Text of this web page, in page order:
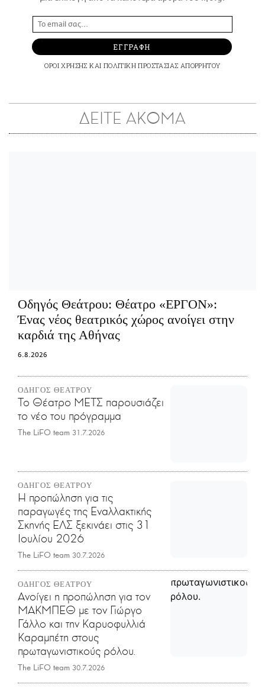
ΕΓΓΡΑΦΗ
ΟΡΟΙ ΧΡΗΣΗΣ ΚΑΙ ΠΟΛΙΤΙΚΗ ΠΡΟΣΤΑΣΙΑΣ ΑΠΟΡΡΗΤΟΥ
ΔΕΙΤΕ ΑΚΟΜΑ
Οδηγός Θεάτρου: Θέατρο «ΕΡΓΟΝ»:
Ένας νέος θεατρικός χώρος ανοίγει στην
καρδιά της Αθήνας
6.8.2026
ΟΔΗΓΟΣ ΘΕΑΤΡΟΥ
Το Θέατρο ΜΕΤΣ παρουσιάζει
το νέο του πρόγραμμα
The LiFO team 31.7.2026
ΟΔΗΓΟΣ ΘΕΑΤΡΟΥ
Η προπώληση για τις
παραγωγές της Εναλλακτικής
Σκηνής ΕΛΣ ξεκινάει στις 31
Ιουλίου 2026
The LiFO team 30.7.2026
ΟΔΗΓΟΣ ΘΕΑΤΡΟΥ
Ανοίγει η προπώληση για τον
ΜΑΚΜΠΕΘ με τον Γιώργο
Γάλλο και την Καρυοφυλλιά
Καραμπέτη στους
πρωταγωνιστικούς ρόλου.
The LiFO team 30.7.2026